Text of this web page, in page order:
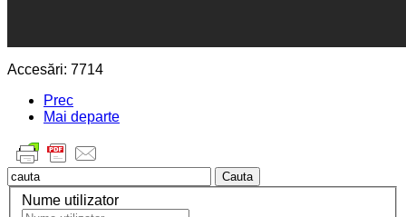
Accesări: 7714
Prec
Mai departe
Cauta
Nume utilizator